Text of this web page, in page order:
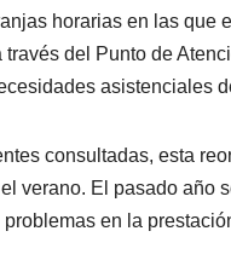
horarias en las que
través del Punto de
asistenciales
consultadas, esta
verano. El pasado año
en la